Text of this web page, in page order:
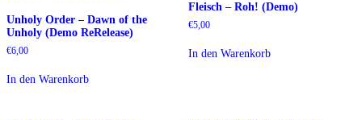
Unholy Order – Dawn of the
Unholy (Demo ReRelease)
€6,00
In den Warenkorb
Fleisch – Roh! (Demo)
€5,00
In den Warenkorb